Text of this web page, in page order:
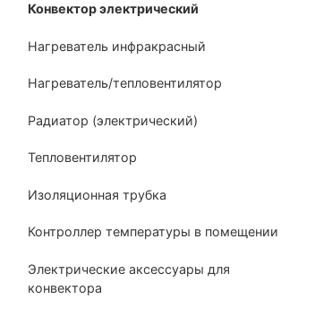
Конвектор электрический
Нагреватель инфракрасный
Нагреватель/тепловентилятор
Радиатор (электрический)
Тепловентилятор
Изоляционная трубка
Контроллер температуры в помещении
Электрические аксессуары для
конвектора